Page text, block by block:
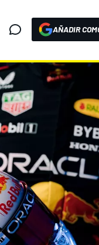
AÑADIR